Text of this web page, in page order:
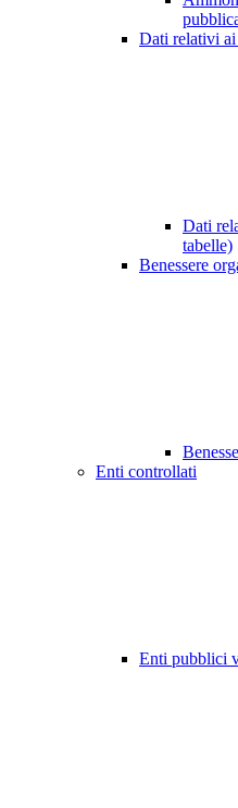
Dati relativi ai
Dati
tabelle)
Benessere
Enti controllati
Enti pubblici